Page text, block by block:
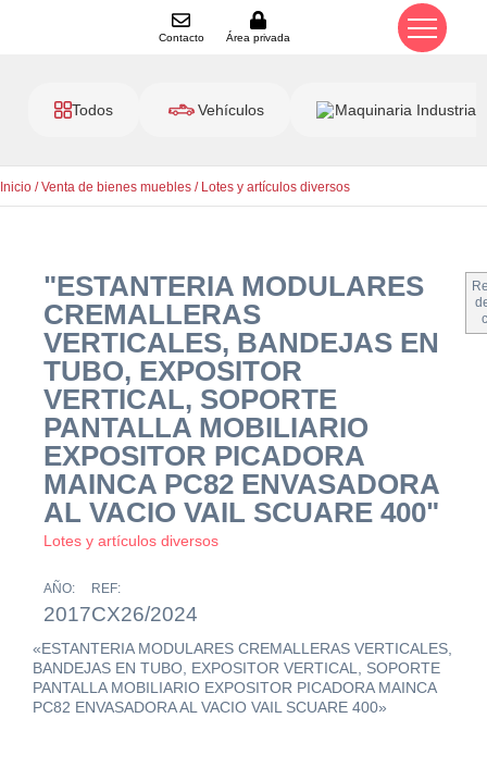
Contacto Área privada
Todos Vehículos Maquinaria Industrial
Inicio /Venta de bienes muebles / Lotes y artículos diversos
"ESTANTERIA MODULARES
CREMALLERAS
VERTICALES, BANDEJAS EN
TUBO, EXPOSITOR
VERTICAL, SOPORTE
PANTALLA MOBILIARIO
EXPOSITOR PICADORA
MAINCA PC82 ENVASADORA
AL VACIO VAIL SCUARE 400"
Lotes y artículos diversos
AÑO:
2017
REF:
CX26/2024
«ESTANTERIA MODULARES CREMALLERAS VERTICALES,
BANDEJAS EN TUBO, EXPOSITOR VERTICAL, SOPORTE
PANTALLA MOBILIARIO EXPOSITOR PICADORA MAINCA
PC82 ENVASADORA AL VACIO VAIL SCUARE 400»